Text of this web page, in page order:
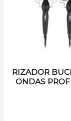
RIZADOR
ONDAS